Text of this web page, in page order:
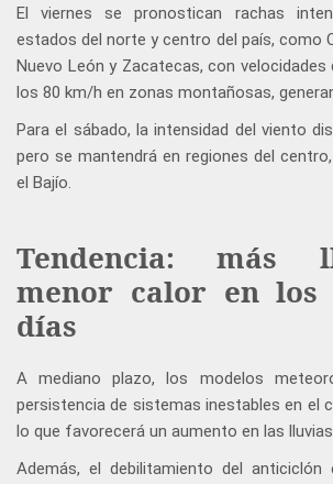
El viernes se pronostican rachas
estados del norte y centro del país, como
Nuevo León y Zacatecas, con velocidades
los 80 km/h en zonas montañosas,
Para el sábado, la intensidad del viento
pero se mantendrá en regiones del
el Bajío.
Tendencia: más
menor calor en los
días
A mediano plazo, los modelos
persistencia de sistemas inestables en el
lo que favorecerá un aumento en las
Además, el debilitamiento del anticiclón